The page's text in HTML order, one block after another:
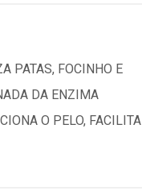
PATAS, FOCINHO E
DA ENZIMA
O PELO, FACILITA